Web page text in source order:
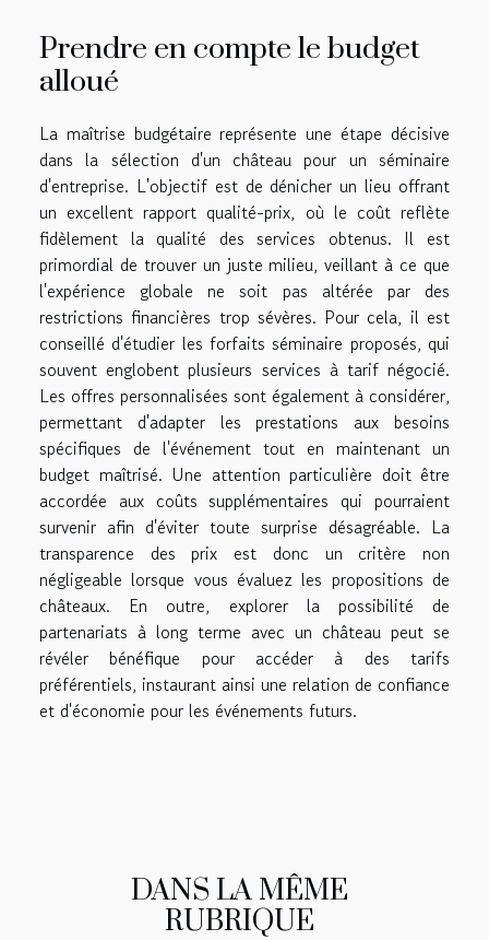
Prendre en compte le budget
alloué
La maîtrise budgétaire représente une étape décisive
dans la sélection d'un château pour un séminaire
d'entreprise. L'objectif est de dénicher un lieu offrant
un excellent rapport qualité-prix, où le coût reflète
fidèlement la qualité des services obtenus. Il est
primordial de trouver un juste milieu, veillant à ce que
l'expérience globale ne soit pas altérée par des
restrictions financières trop sévères. Pour cela, il est
conseillé d'étudier les forfaits séminaire proposés, qui
souvent englobent plusieurs services à tarif négocié.
Les offres personnalisées sont également à considérer,
permettant d'adapter les prestations aux besoins
spécifiques de l'événement tout en maintenant un
budget maîtrisé. Une attention particulière doit être
accordée aux coûts supplémentaires qui pourraient
survenir afin d'éviter toute surprise désagréable. La
transparence des prix est donc un critère non
négligeable lorsque vous évaluez les propositions de
châteaux. En outre, explorer la possibilité de
partenariats à long terme avec un château peut se
révéler bénéfique pour accéder à des tarifs
préférentiels, instaurant ainsi une relation de confiance
et d'économie pour les événements futurs.
DANS LA MÊME
RUBRIQUE